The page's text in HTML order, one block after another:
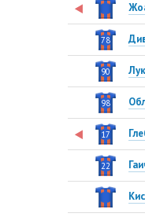
78
90
98
17
22